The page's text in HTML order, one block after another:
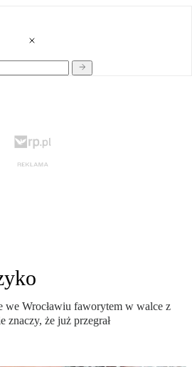
we Wrocławiu faworytem w walce z
że już przegrał